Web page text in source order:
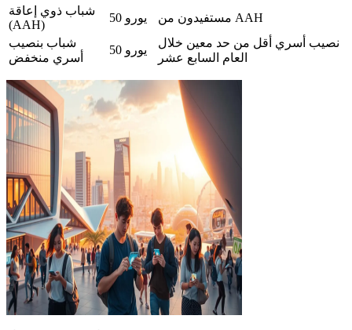
شباب ذوي إعاقة
(AAH)
50 يورو
مستفيدون من AAH
شباب بنصيب
أسري منخفض
50 يورو
نصيب أسري أقل من حد معين خلال
العام السابع عشر